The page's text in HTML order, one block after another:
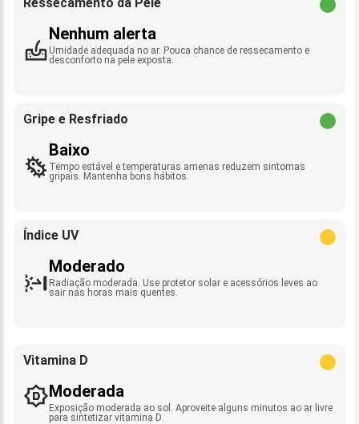
Nenhum alerta
Umidade adequada no ar. Pouca chance de ressecamento e
desconforto na pele exposta.
Gripe e Resfriado
Baixo
Tempo estável e temperaturas amenas reduzem sintomas
gripais. Mantenha bons hábitos.
Índice UV
Moderado
Radiação moderada. Use protetor solar e acessórios leves ao
sair nas horas mais quentes.
Vitamina D
Moderada
Exposição moderada ao sol. Aproveite alguns minutos ao ar livre
para sintetizar vitamina D.